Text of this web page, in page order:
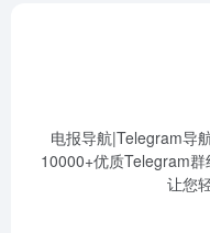
电报导航|Telegram导
10000+优质Telegram群
让您